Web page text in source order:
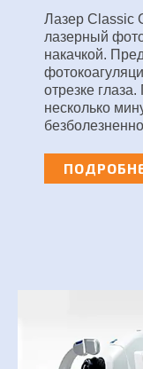
Лазер Classic
лазерный
накачкой.
отрезке
несколько